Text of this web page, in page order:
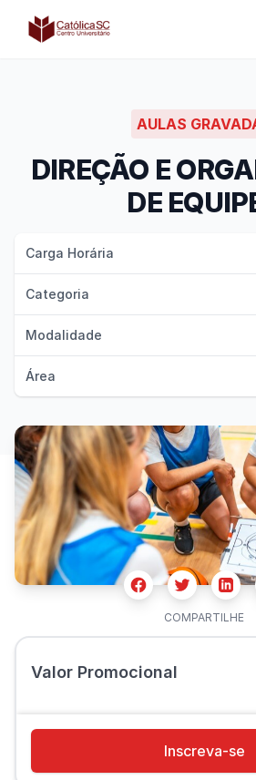
Católica SC | Experts
AULAS
DIREÇÃO E
DE
Carga Horária
Categoria
Modalidade
Área
FacebookTwitter
COMPARTILHE
Valor Promocional
Inscreva-se